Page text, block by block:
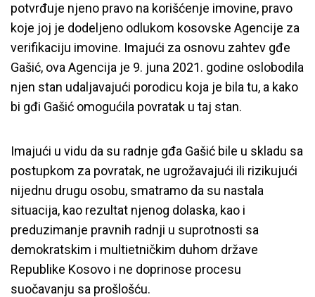
potvrđuje njeno pravo na korišćenje imovine, pravo
koje joj je dodeljeno odlukom kosovske Agencije za
verifikaciju imovine. Imajući za osnovu zahtev gđe
Gašić, ova Agencija je 9. juna 2021. godine oslobodila
njen stan udaljavajući porodicu koja je bila tu, a kako
bi gđi Gašić omogućila povratak u taj stan.
Imajući u vidu da su radnje gđa Gašić bile u skladu sa
postupkom za povratak, ne ugrožavajući ili rizikujući
nijednu drugu osobu, smatramo da su nastala
situacija, kao rezultat njenog dolaska, kao i
preduzimanje pravnih radnji u suprotnosti sa
demokratskim i multietničkim duhom države
Republike Kosovo i ne doprinose procesu
suočavanju sa prošlošću.